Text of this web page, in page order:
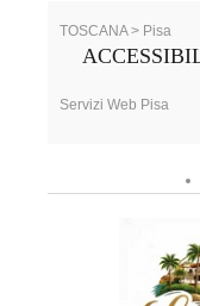
TOSCANA > Pisa
Servizi Web Pisa